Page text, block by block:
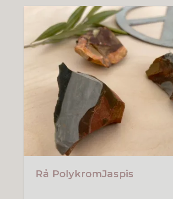
Rå PolykromJaspis